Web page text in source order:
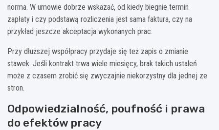
norma. W umowie dobrze wskazać, od kiedy biegnie termin
zapłaty i czy podstawą rozliczenia jest sama faktura, czy na
przykład jeszcze akceptacja wykonanych prac.
Przy dłuższej współpracy przydaje się też zapis o zmianie
stawek. Jeśli kontrakt trwa wiele miesięcy, brak takich ustaleń
może z czasem zrobić się zwyczajnie niekorzystny dla jednej ze
stron.
Odpowiedzialność, poufność i prawa
do efektów pracy